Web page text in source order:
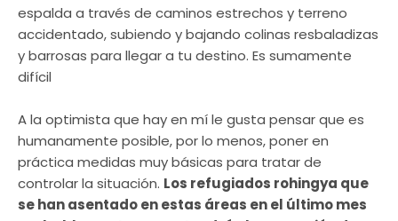
espalda a través de caminos estrechos y terreno
accidentado, subiendo y bajando colinas resbaladizas
y barrosas para llegar a tu destino. Es sumamente
difícil
A la optimista que hay en mí le gusta pensar que es
humanamente posible, por lo menos, poner en
práctica medidas muy básicas para tratar de
controlar la situación. Los refugiados rohingya que
se han asentado en estas áreas en el último mes